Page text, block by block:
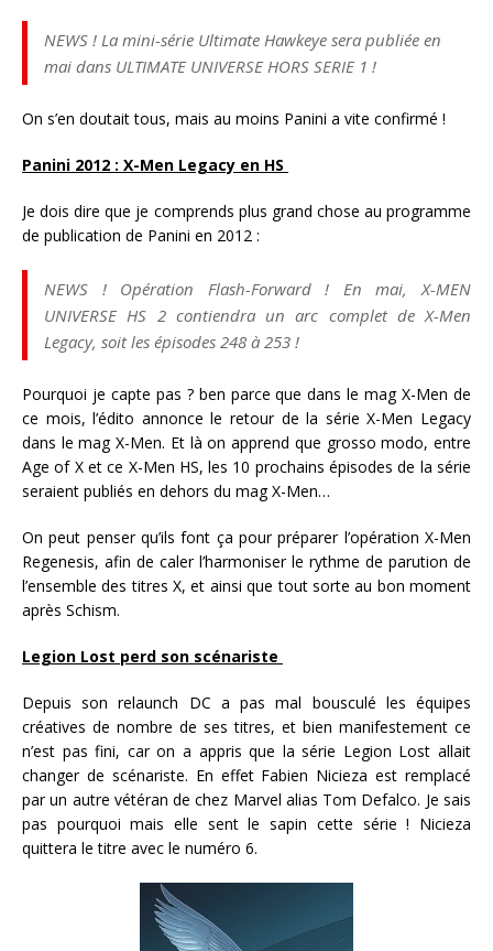
NEWS ! La mini-série Ultimate Hawkeye sera publiée en
mai dans ULTIMATE UNIVERSE HORS SERIE 1 !
On s’en doutait tous, mais au moins Panini a vite confirmé !
Panini 2012 : X-Men Legacy en HS
Je dois dire que je comprends plus grand chose au programme
de publication de Panini en 2012 :
NEWS ! Opération Flash-Forward ! En mai, X-MEN
UNIVERSE HS 2 contiendra un arc complet de X-Men
Legacy, soit les épisodes 248 à 253 !
Pourquoi je capte pas ? ben parce que dans le mag X-Men de
ce mois, l’édito annonce le retour de la série X-Men Legacy
dans le mag X-Men. Et là on apprend que grosso modo, entre
Age of X et ce X-Men HS, les 10 prochains épisodes de la série
seraient publiés en dehors du mag X-Men…
On peut penser qu’ils font ça pour préparer l’opération X-Men
Regenesis, afin de caler l’harmoniser le rythme de parution de
l’ensemble des titres X, et ainsi que tout sorte au bon moment
après Schism.
Legion Lost perd son scénariste
Depuis son relaunch DC a pas mal bousculé les équipes
créatives de nombre de ses titres, et bien manifestement ce
n’est pas fini, car on a appris que la série Legion Lost allait
changer de scénariste. En effet Fabien Nicieza est remplacé
par un autre vétéran de chez Marvel alias Tom Defalco. Je sais
pas pourquoi mais elle sent le sapin cette série ! Nicieza
quittera le titre avec le numéro 6.